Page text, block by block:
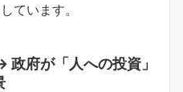
ています。
府が「人への投資」